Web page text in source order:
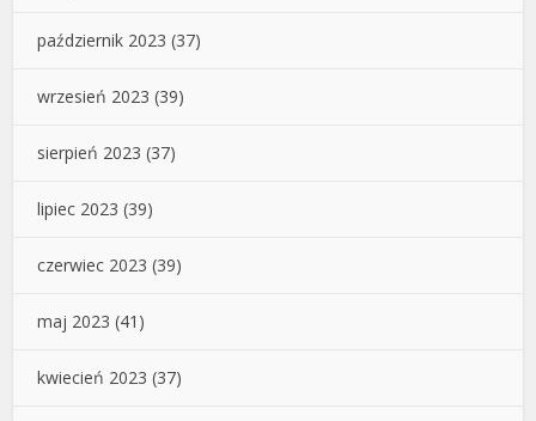
październik 2023 (37)
wrzesień 2023 (39)
sierpień 2023 (37)
lipiec 2023 (39)
czerwiec 2023 (39)
maj 2023 (41)
kwiecień 2023 (37)